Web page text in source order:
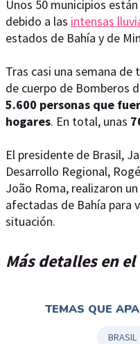
Unos 50 municipios
debido a las intensas
estados de Bahía y de
Tras casi una semana de
de cuerpo de Bomberos
5.600 personas que
hogares. En total, unas
El presidente de Brasil,
Desarrollo Regional,
João Roma, realizaron
afectadas de Bahía para
situación.
Más detalles en
TEMAS QUE
BRASIL